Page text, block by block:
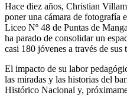
Hace diez años, Christian
poner una cámara de fotografía
Liceo Nº 48 de Puntas de
ha parado de consolidar un
casi 180 jóvenes a través de sus
El impacto de su labor
las miradas y las historias del
Histórico Nacional y,